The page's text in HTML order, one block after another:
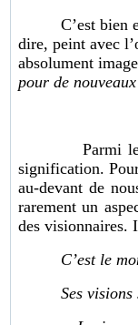
C’est bien
dire, peint avec
absolument
pour de
Parmi les
signification.
au-devant de
rarement un
des visionnaires.
C’est le
Ses